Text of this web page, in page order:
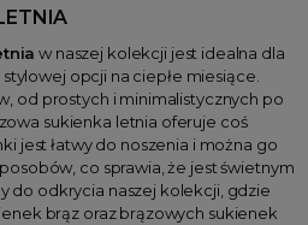
w naszej kolekcji jest idealna dla
opcji na ciepłe miesiące.
od prostych i minimalistycznych po
sukienka letnia oferuje coś
jest łatwy do noszenia i można go
co sprawia, że jest świetnym
do odkrycia naszej kolekcji, gdzie
brąz oraz brązowych sukienek